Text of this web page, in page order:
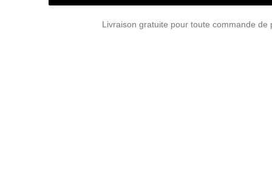
Livraison gratuite pour toute commande de